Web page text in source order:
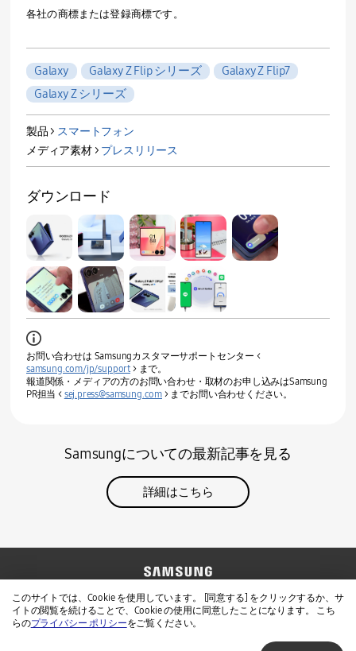
このサイトでは、Cookie を使用しています。 [同意する] をクリックするか、サ
イトの閲覧を続けることで、Cookie の使用に同意したことになります。 こち
らのプライバシー ポリシーをご覧ください。
各社の商標または登録商標です。
Galaxy Galaxy Z Flip シリーズ
Galaxy Z Flip7
Galaxy Z シリーズ
製品 > スマートフォン
メディア素材 > プレスリリース
ダウンロード
お問い合わせは Samsungカスタマーサポートセンター <
samsung.com/jp/support > まで。
報道関係・メディアの方のお問い合わせ・取材のお申し込みはSamsung
PR担当 < sej.press@samsung.com> までお問い合わせください。
Samsungについての最新記事を見る
詳細はこちら
お問い合わせ
Samsung公式サイト
免責事項
個人情報保護方針